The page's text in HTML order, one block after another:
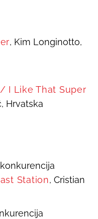
, Kim Longinotto,
/ I Like That Super
Hrvatska
Station, Cristian